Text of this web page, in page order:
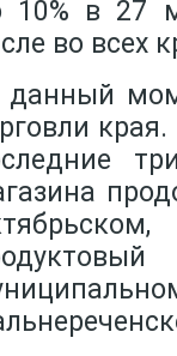
10% в 27
во всех
данный